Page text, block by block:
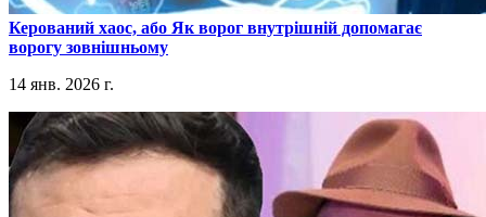
​Керований хаос, або Як ворог внутрішній допомагає
ворогу зовнішньому
14 янв. 2026 г.